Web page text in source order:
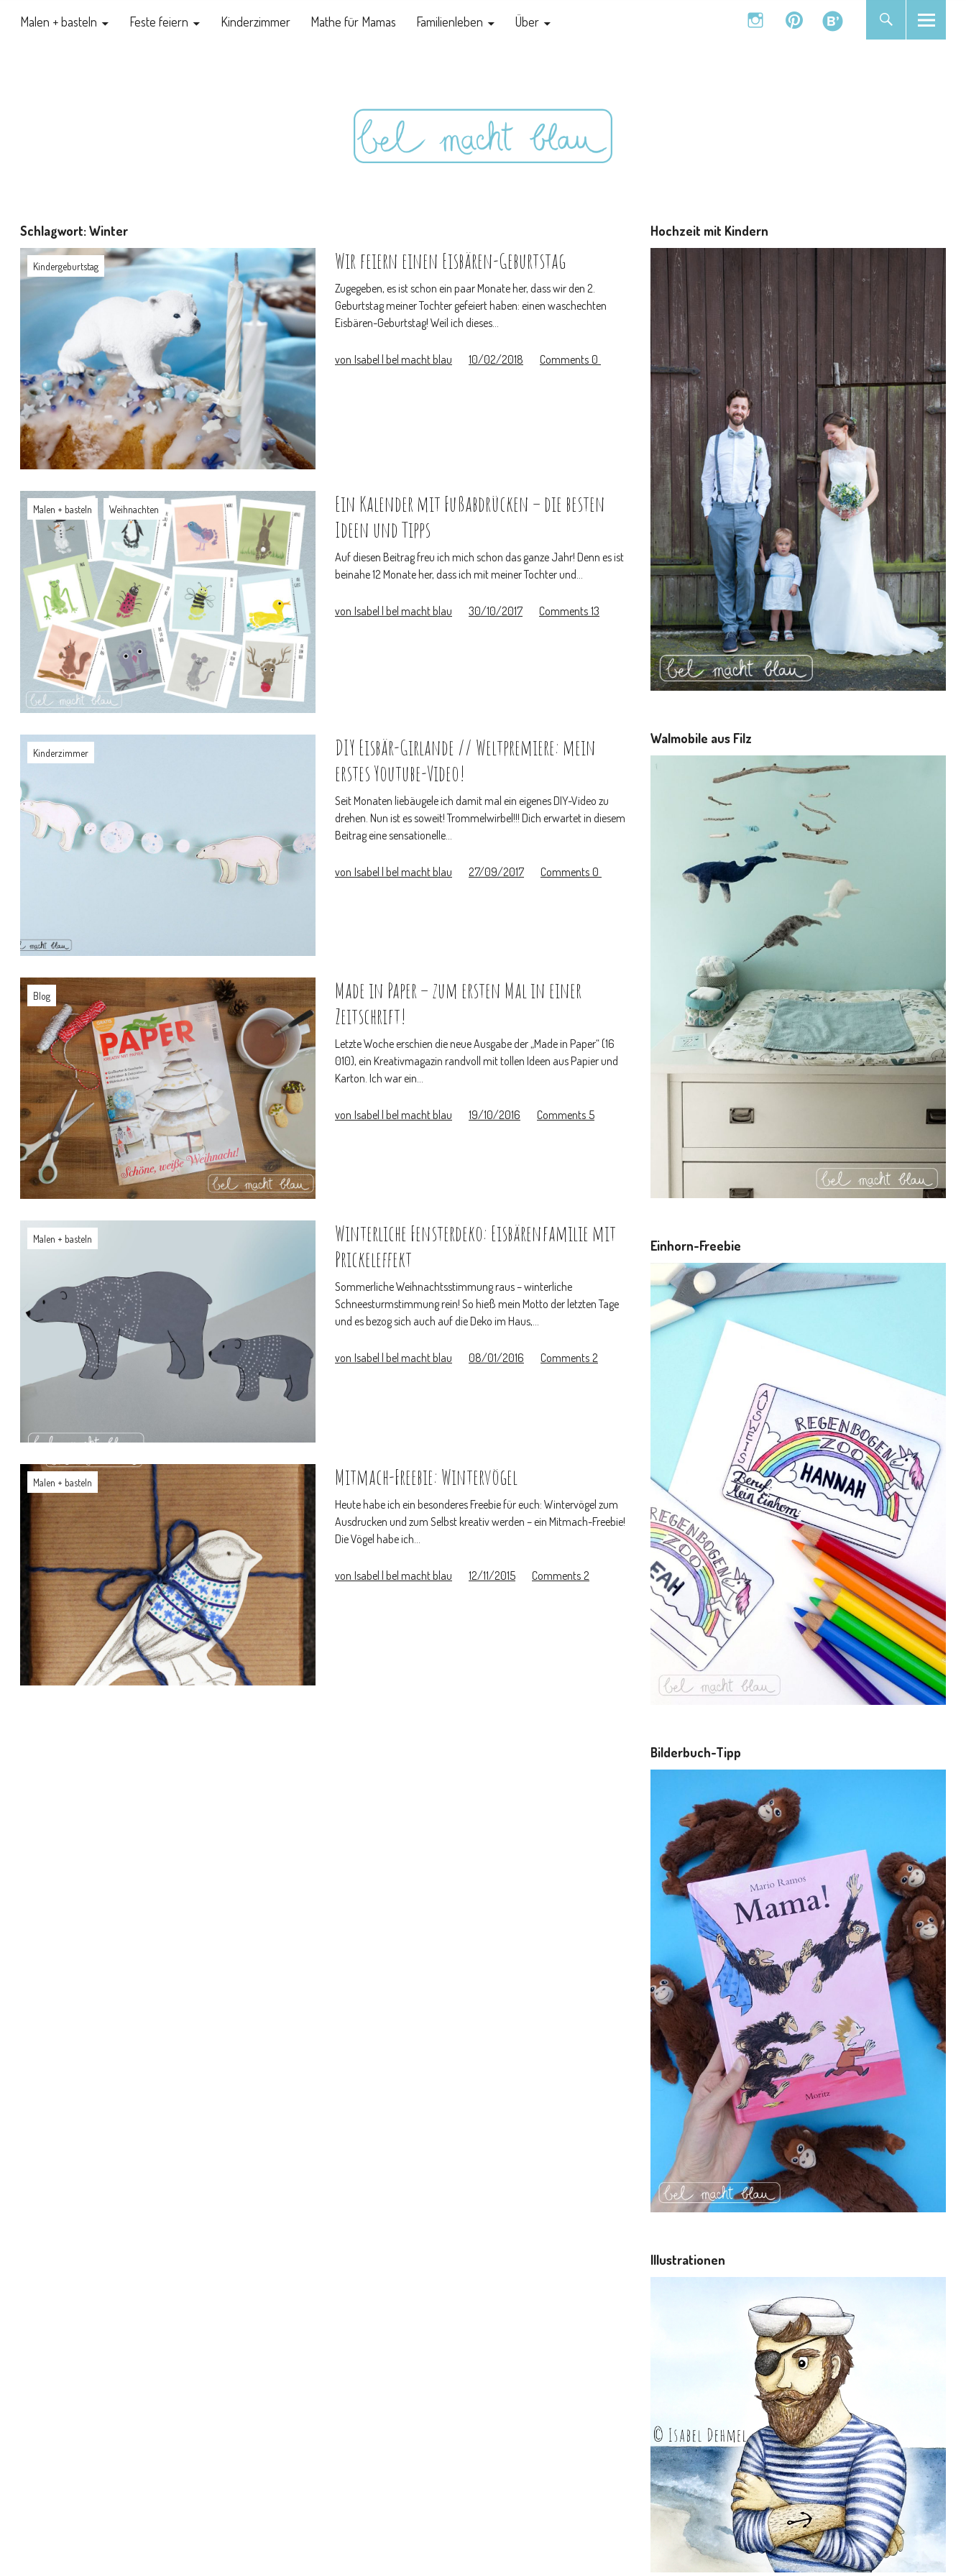
Malen + basteln Feste feiern Kinderzimmer Mathe für Mamas Familienleben Über
instagrampinterestbloglovin
Schlagwort:Winter
Kindergeburtstag Wir feiern einen Eisbären-Geburtstag
Zugegeben, es ist schon ein paar Monate her, dass wir den 2.
Geburtstag meiner Tochter gefeiert haben: einen waschechten
Eisbären-Geburtstag! Weil ich dieses…
von Isabel | bel macht blau 10/02/2018 Comments 0
Malen + basteln Weihnachten
Ein Kalender mit Fußabdrücken – die besten
Ideen und Tipps
Auf diesen Beitrag freu ich mich schon das ganze Jahr! Denn es ist
beinahe 12 Monate her, dass ich mit meiner Tochter und…
von Isabel | bel macht blau 30/10/2017 Comments 13
Kinderzimmer
DIY Eisbär-Girlande // Weltpremiere: mein
erstes Youtube-Video!
Seit Monaten liebäugele ich damit mal ein eigenes DIY-Video zu
drehen. Nun ist es soweit! Trommelwirbel!!! Dich erwartet in diesem
Beitrag eine sensationelle…
von Isabel | bel macht blau 27/09/2017 Comments 0
Blog
Made in Paper – zum ersten Mal in einer
Zeitschrift!
Letzte Woche erschien die neue Ausgabe der „Made in Paper“ (16
010), ein Kreativmagazin randvoll mit tollen Ideen aus Papier und
Karton. Ich war ein…
von Isabel | bel macht blau 19/10/2016 Comments 5
Malen + basteln
Winterliche Fensterdeko: Eisbärenfamilie mit
Prickeleffekt
Sommerliche Weihnachtsstimmung raus – winterliche
Schneesturmstimmung rein! So hieß mein Motto der letzten Tage
und es bezog sich auch auf die Deko im Haus,…
von Isabel | bel macht blau 08/01/2016 Comments 2
Malen + basteln Mitmach-Freebie: Wintervögel
Heute habe ich ein besonderes Freebie für euch: Wintervögel zum
Ausdrucken und zum Selbst kreativ werden – ein Mitmach-Freebie!
Die Vögel habe ich…
von Isabel | bel macht blau 12/11/2015 Comments 2
Hochzeit mit Kindern
Walmobile aus Filz
Einhorn-Freebie
Bilderbuch-Tipp
Illustrationen